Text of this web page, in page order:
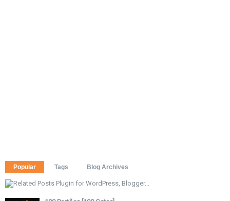
Popular Tags Blog Archives